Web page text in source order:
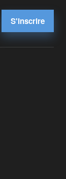
S'inscrire